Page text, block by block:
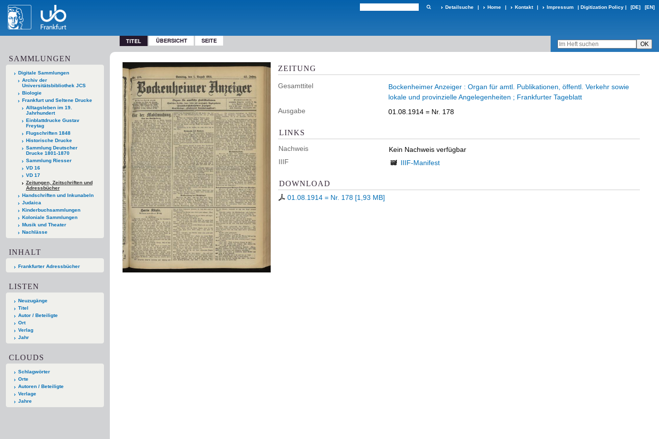
Detailsuche | Home | Kontakt | Impressum | Digitization Policy | [DE] [EN]
TITEL ÜBERSICHT SEITE
SAMMLUNGEN
Digitale Sammlungen
Archiv der
Universitätsbibliothek JCS
Biologie
Frankfurt und Seltene Drucke
Alltagsleben im 19.
Jahrhundert
Einblattdrucke Gustav
Freytag
Flugschriften 1848
Historische Drucke
Sammlung Deutscher
Drucke 1801-1870
Sammlung Riesser
VD 16
VD 17
Zeitungen, Zeitschriften und
Adressbücher
Handschriften und Inkunabeln
Judaica
Kinderbuchsammlungen
Koloniale Sammlungen
Musik und Theater
Nachlässe
INHALT
Frankfurter Adressbücher
LISTEN
Neuzugänge
Titel
Autor / Beteiligte
Ort
Verlag
Jahr
CLOUDS
Schlagwörter
Orte
Autoren / Beteiligte
Verlage
Jahre
ZEITUNG
Gesamttitel
Bockenheimer Anzeiger : Organ für amtl. Publikationen, öffentl. Verkehr sowie
lokale und provinzielle Angelegenheiten ; Frankfurter Tageblatt
Ausgabe
01.08.1914 = Nr. 178
LINKS
Nachweis
Kein Nachweis verfügbar
IIIF
IIIF-Manifest
DOWNLOAD
01.08.1914 = Nr. 178 [1,93 MB]